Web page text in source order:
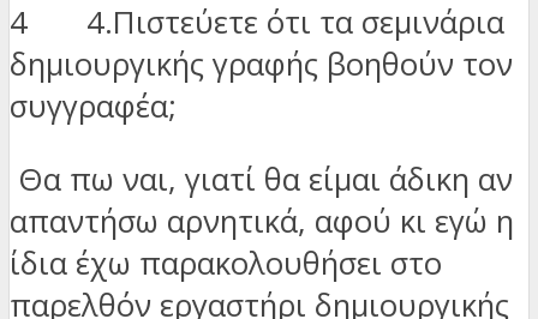
4 4.Πιστεύετε ότι τα σεμινάρια
δημιουργικής γραφής βοηθούν τον
συγγραφέα;
Θα πω ναι, γιατί θα είμαι άδικη αν
απαντήσω αρνητικά, αφού κι εγώ η
ίδια έχω παρακολουθήσει στο
παρελθόν εργαστήρι δημιουργικής